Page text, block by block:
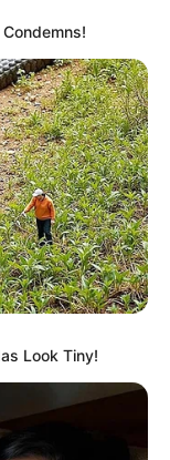
Look Tiny!